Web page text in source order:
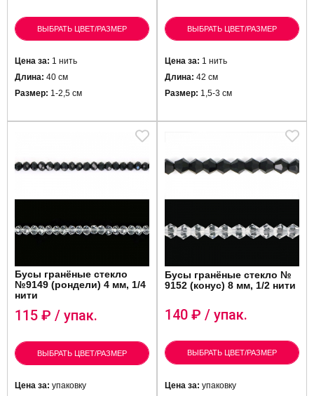
ВЫБРАТЬ ЦВЕТ/РАЗМЕР
Цена за: 1 нить
Длина: 40 см
Размер: 1-2,5 см
ВЫБРАТЬ ЦВЕТ/РАЗМЕР
Цена за: 1 нить
Длина: 42 см
Размер: 1,5-3 см
Бусы гранёные стекло
№9149 (рондели) 4 мм, 1/4
нити
115 ₽ / упак.
ВЫБРАТЬ ЦВЕТ/РАЗМЕР
Цена за: упаковку
Бусы гранёные стекло №
9152 (конус) 8 мм, 1/2 нити
140 ₽ / упак.
ВЫБРАТЬ ЦВЕТ/РАЗМЕР
Цена за: упаковку